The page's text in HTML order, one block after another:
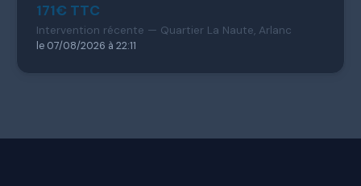
171€ TTC
Intervention récente — Quartier La Naute, Arlanc
le 07/08/2026 à 22:11